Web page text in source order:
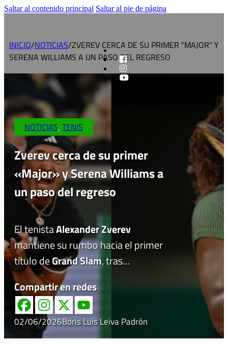
Saltar al contenido principal Saltar al pie de página
INICIO/NOTICIAS/ZVEREV CERCA DE SU PRIMER "MAJOR" Y
SERENA WILLIAMS A UN PASO DEL REGRESO
NOTICIAS, TENIS
Zverev cerca de su primer
«Major» y Serena Williams a
un paso del regreso
El tenistaAlexander Zverev
mantiene su rumbo hacia el primer
título deGrand Slam, tras…
Compartir en redes
02/06/2026Boris Luis Leiva Padrón